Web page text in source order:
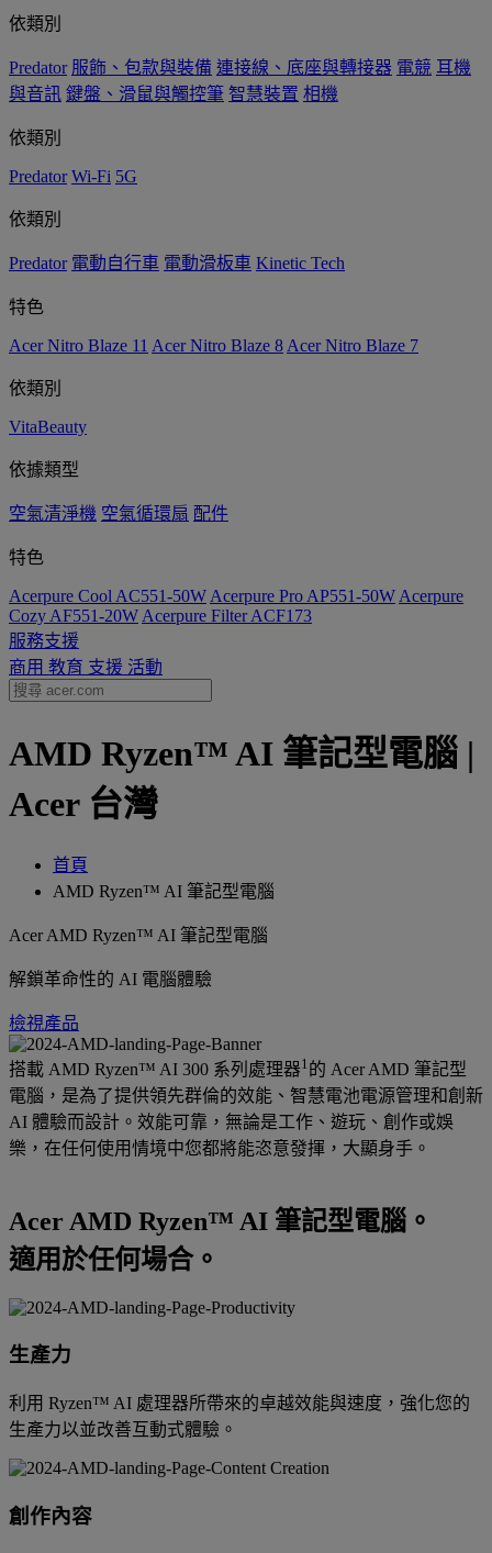
依類別
Predator 服飾、包款與裝備 連接線、底座與轉接器 電競 耳機
與音訊 鍵盤、滑鼠與觸控筆 智慧裝置 相機
依類別
Predator Wi-Fi 5G
依類別
Predator 電動自行車 電動滑板車 Kinetic Tech
特色
Acer Nitro Blaze 11 Acer Nitro Blaze 8 Acer Nitro Blaze 7
依類別
VitaBeauty
依據類型
空氣清淨機 空氣循環扇 配件
特色
Acerpure Cool AC551-50W Acerpure Pro AP551-50W Acerpure
Cozy AF551-20W Acerpure Filter ACF173
服務支援
商用 教育 支援 活動
AMD Ryzen™ AI 筆記型電腦 |
Acer 台灣
首頁
AMD Ryzen™ AI 筆記型電腦
Acer AMD Ryzen™ AI 筆記型電腦
解鎖革命性的 AI 電腦體驗
檢視產品
搭載 AMD Ryzen™ AI 300 系列處理器1 的 Acer AMD 筆記型
電腦，是為了提供領先群倫的效能、智慧電池電源管理和創新
AI 體驗而設計。效能可靠，無論是工作、遊玩、創作或娛
樂，在任何使用情境中您都將能恣意發揮，大顯身手。
Acer AMD Ryzen™ AI 筆記型電腦。
適用於任何場合。
生產力
利用 Ryzen™ AI 處理器所帶來的卓越效能與速度，強化您的
生產力以並改善互動式體驗。
創作內容